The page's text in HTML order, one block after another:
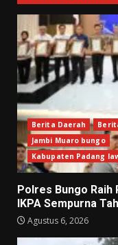
Berita Daerah
Jambi Muaro bungo
Kabupaten Padang
Polres Bungo Raih
IKPA Sempurna
Agustus 6, 2026